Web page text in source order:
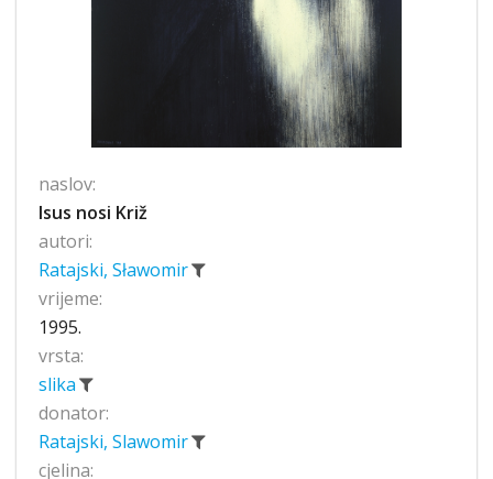
naslov:
Isus nosi Križ
autori:
Ratajski, Sławomir
vrijeme:
1995.
vrsta:
slika
donator:
Ratajski, Slawomir
cjelina: